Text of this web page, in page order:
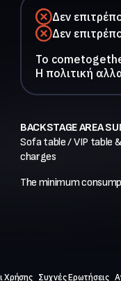
Δεν
Δεν
To
Η πολιτική
BACKSTAGE AREA
Sofa table / VIP table
charges
The minimum
Χρήσης Συχνές Ερωτήσεις